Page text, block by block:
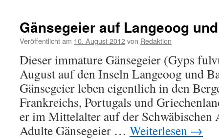
Gänsegeier auf Langeoog
Veröffentlicht am 10. August 2012von Redaktion
Dieser immature Gänsegeier (Gyps
August auf den Inseln Langeoog und
Gänsegeier leben eigentlich in den
Frankreichs, Portugals und
er im Mittelalter auf der Schwäbischen
Adulte Gänsegeier … Weiterlesen →